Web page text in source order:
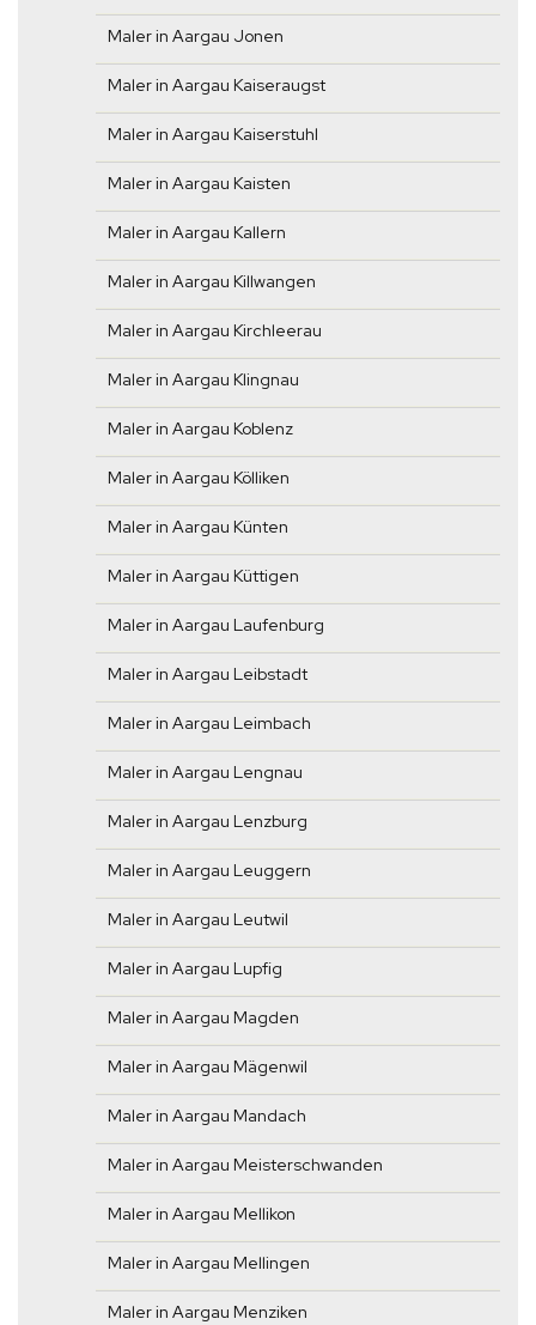
Maler in Aargau Jonen
Maler in Aargau Kaiseraugst
Maler in Aargau Kaiserstuhl
Maler in Aargau Kaisten
Maler in Aargau Kallern
Maler in Aargau Killwangen
Maler in Aargau Kirchleerau
Maler in Aargau Klingnau
Maler in Aargau Koblenz
Maler in Aargau Kölliken
Maler in Aargau Künten
Maler in Aargau Küttigen
Maler in Aargau Laufenburg
Maler in Aargau Leibstadt
Maler in Aargau Leimbach
Maler in Aargau Lengnau
Maler in Aargau Lenzburg
Maler in Aargau Leuggern
Maler in Aargau Leutwil
Maler in Aargau Lupfig
Maler in Aargau Magden
Maler in Aargau Mägenwil
Maler in Aargau Mandach
Maler in Aargau Meisterschwanden
Maler in Aargau Mellikon
Maler in Aargau Mellingen
Maler in Aargau Menziken